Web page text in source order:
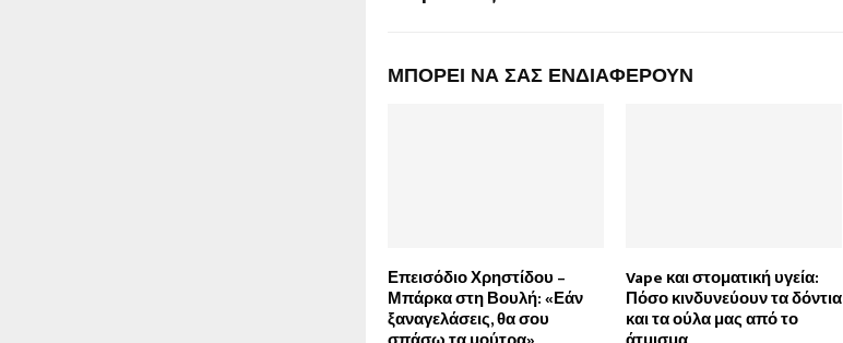
ΜΠΟΡΕΙ ΝΑ ΣΑΣ ΕΝΔΙΑΦΕΡΟΥΝ
Επεισόδιο Χρηστίδου –
Μπάρκα στη Βουλή: «Εάν
ξαναγελάσεις, θα σου
Vape και στοματική υγεία:
Πόσο κινδυνεύουν τα δόντια
και τα ούλα μας από το